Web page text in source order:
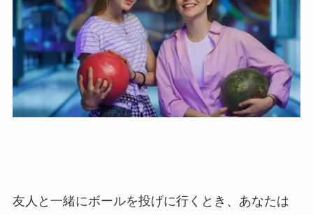
友人と一緒にボールを投げに行くとき、あなたは